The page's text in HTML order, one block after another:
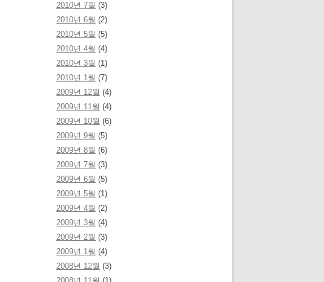
2010년 7월 (3)
2010년 6월 (2)
2010년 5월 (5)
2010년 4월 (4)
2010년 3월 (1)
2010년 1월 (7)
2009년 12월 (4)
2009년 11월 (4)
2009년 10월 (6)
2009년 9월 (5)
2009년 8월 (6)
2009년 7월 (3)
2009년 6월 (5)
2009년 5월 (1)
2009년 4월 (2)
2009년 3월 (4)
2009년 2월 (3)
2009년 1월 (4)
2008년 12월 (3)